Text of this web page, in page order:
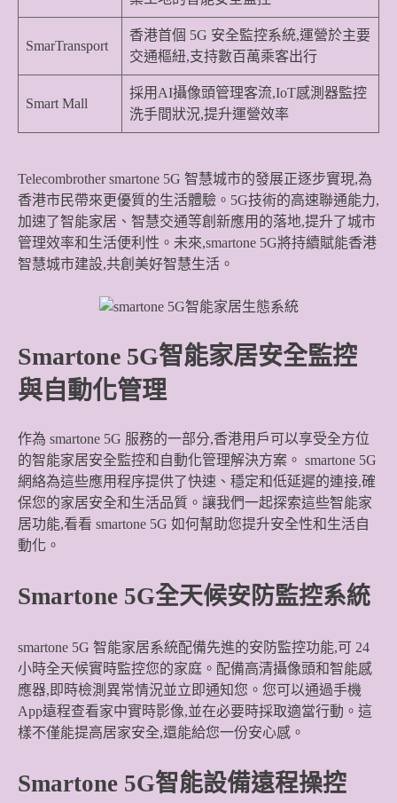
SmarTransport
香港首個 5G 安全監控系統,運營於主要
交通樞紐,支持數百萬乘客出行
Smart Mall
採用AI攝像頭管理客流,IoT感測器監控
洗手間狀況,提升運營效率
Telecombrother smartone 5G 智慧城市的發展正逐步實現,為
香港市民帶來更優質的生活體驗。5G技術的高速聯通能力,
加速了智能家居、智慧交通等創新應用的落地,提升了城市
管理效率和生活便利性。未來,smartone 5G將持續賦能香港
智慧城市建設,共創美好智慧生活。
Smartone 5G智能家居安全監控
與自動化管理
作為 smartone 5G 服務的一部分,香港用戶可以享受全方位
的智能家居安全監控和自動化管理解決方案。 smartone 5G
網絡為這些應用程序提供了快速、穩定和低延遲的連接,確
保您的家居安全和生活品質。讓我們一起探索這些智能家
居功能,看看 smartone 5G 如何幫助您提升安全性和生活自
動化。
Smartone 5G全天候安防監控系統
smartone 5G 智能家居系統配備先進的安防監控功能,可 24
小時全天候實時監控您的家庭。配備高清攝像頭和智能感
應器,即時檢測異常情況並立即通知您。您可以通過手機
App遠程查看家中實時影像,並在必要時採取適當行動。這
樣不僅能提高居家安全,還能給您一份安心感。
Smartone 5G智能設備遠程操控